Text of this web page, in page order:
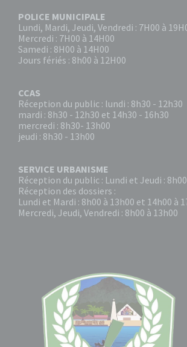
POLICE MUNICIPALE
Lundi, Mardi, Jeudi, Vendredi : 7H00 à
Mercredi : 7H00 à 14H00
Samedi : 8H00 à 14H00
Jours fériés : 8h00 à 12H00
CCAS
Réception du public : lundi : 8h30 - 12h30
mardi : 8h30 - 12h30 et 14h30 - 16h30
mercredi : 8h30- 13h00
jeudi : 8h30 - 13h00
SERVICE URBANISME
Réception du public : Lundi et Jeudi :
Réception des dossiers :
Lundi et Mardi : 8h00 à 13h00 et 14h00 à
Mercredi, Jeudi, Vendredi : 8h00 à 13h00